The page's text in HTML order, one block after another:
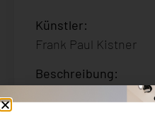
Künstler:
Frank Paul Kistner
Beschreibung:
FineArt Print auf